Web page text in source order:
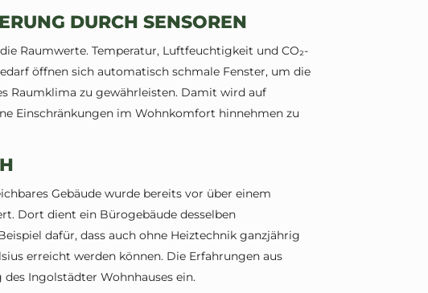
DURCH SENSOREN
Raumwerte. Temperatur, Luftfeuchtigkeit und CO₂-
öffnen sich automatisch schmale Fenster, um die
Raumklima zu gewährleisten. Damit wird auf
Einschränkungen im Wohnkomfort hinnehmen zu
Gebäude wurde bereits vor über einem
Dort dient ein Bürogebäude desselben
dafür, dass auch ohne Heiztechnik ganzjährig
erreicht werden können. Die Erfahrungen aus
Ingolstädter Wohnhauses ein.